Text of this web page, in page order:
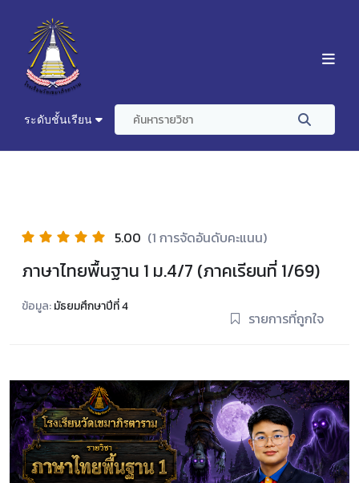
ระดับชั้นเรียน
5.00 (1 การจัดอันดับคะแนน)
ภาษาไทยพื้นฐาน 1 ม.4/7 (ภาคเรียนที่ 1/69)
ข้อมูล:มัธยมศึกษาปีที่ 4
รายการที่ถูกใจ